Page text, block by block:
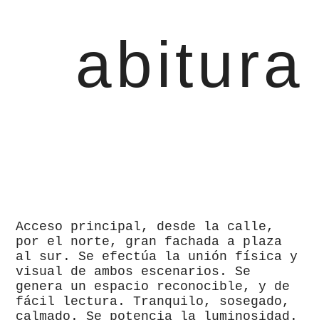
abitura
Acceso principal, desde la calle,
por el norte, gran fachada a plaza
al sur. Se efectúa la unión física y
visual de ambos escenarios. Se
genera un espacio reconocible, y de
fácil lectura. Tranquilo, sosegado,
calmado. Se potencia la luminosidad.